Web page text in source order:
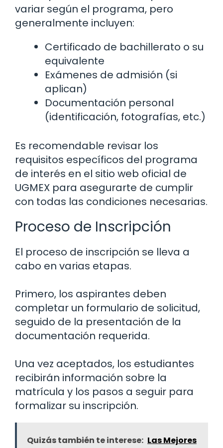
variar según el programa, pero
generalmente incluyen:
Certificado de bachillerato o su
equivalente
Exámenes de admisión (si
aplican)
Documentación personal
(identificación, fotografías, etc.)
Es recomendable revisar los
requisitos específicos del programa
de interés en el sitio web oficial de
UGMEX para asegurarte de cumplir
con todas las condiciones necesarias.
Proceso de Inscripción
El proceso de inscripción se lleva a
cabo en varias etapas.
Primero, los aspirantes deben
completar un formulario de solicitud,
seguido de la presentación de la
documentación requerida.
Una vez aceptados, los estudiantes
recibirán información sobre la
matrícula y los pasos a seguir para
formalizar su inscripción.
Quizás también te interese: Las Mejores